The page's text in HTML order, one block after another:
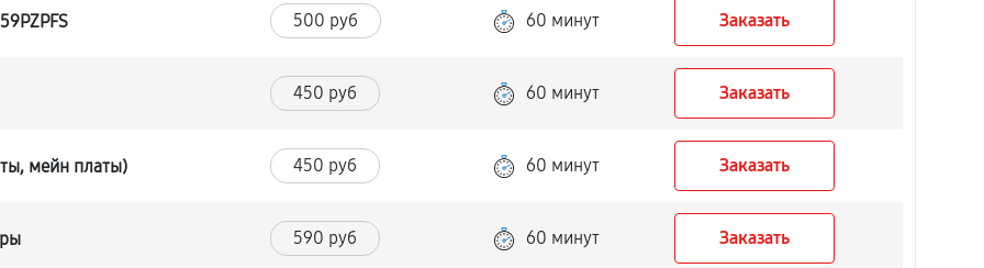
500 руб 60 минут Заказать
450 руб 60 минут Заказать
мейн платы) 450 руб 60 минут Заказать
590 руб 60 минут Заказать